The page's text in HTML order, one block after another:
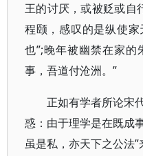
王的讨厌，或被贬或自
程颐，感叹的是纵使
也”;晚年被幽禁在家的
事，吾道付沧洲。”
正如有学者所论宋
惑：由于理学是在既成
虽是私，亦天下之公法